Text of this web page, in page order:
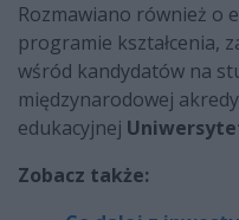
Rozmawiano również o
programie kształcenia,
wśród kandydatów na
międzynarodowej
edukacyjnej
Zobacz także: